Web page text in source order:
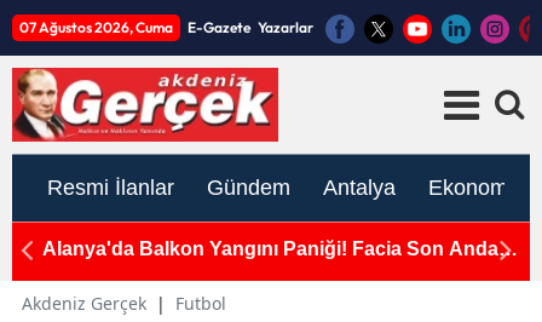
07 Ağustos 2026, Cuma E-Gazete Yazarlar
Resmi İlanlar Gündem Antalya Ekonomi
Alanya'da Balkon Yangını Paniği! Facia Son Anda
Akdeniz Gerçek | Futbol